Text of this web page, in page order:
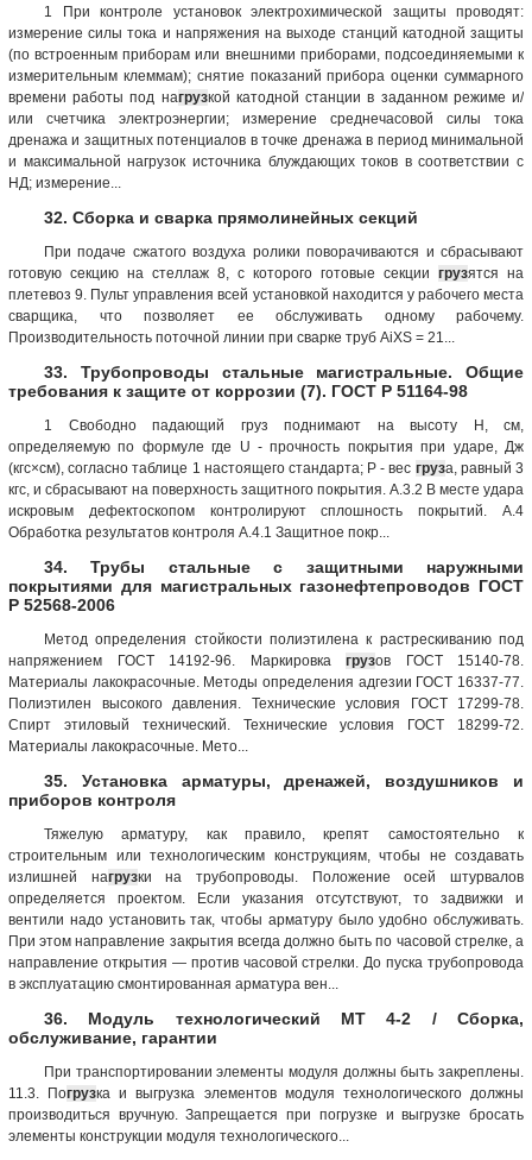
1 При контроле установок электрохимической защиты проводят:
измерение силы тока и напряжения на выходе станций катодной защиты
(по встроенным приборам или внешними приборами, подсоединяемыми к
измерительным клеммам); снятие показаний прибора оценки суммарного
времени работы под нагрузкой катодной станции в заданном режиме и/
или счетчика электроэнергии; измерение среднечасовой силы тока
дренажа и защитных потенциалов в точке дренажа в период минимальной
и максимальной нагрузок источника блуждающих токов в соответствии с
НД; измерение...
32. Сборка и сварка прямолинейных секций
При подаче сжатого воздуха ролики поворачиваются и сбрасывают
готовую секцию на стеллаж 8, с которого готовые секции грузятся на
плетевоз 9. Пульт управления всей установкой находится у рабочего места
сварщика, что позволяет ее обслуживать одному рабочему.
Производительность поточной линии при сварке труб AiXS = 21...
33. Трубопроводы стальные магистральные. Общие
требования к защите от коррозии (7). ГОСТ Р 51164-98
1 Свободно падающий груз поднимают на высоту Н, см,
определяемую по формуле где U - прочность покрытия при ударе, Дж
(кгс×см), согласно таблице 1 настоящего стандарта; Р - вес груза, равный 3
кгс, и сбрасывают на поверхность защитного покрытия. А.3.2 В месте удара
искровым дефектоскопом контролируют сплошность покрытий. А.4
Обработка результатов контроля А.4.1 Защитное покр...
34. Трубы стальные с защитными наружными
покрытиями для магистральных газонефтепроводов ГОСТ
Р 52568-2006
Метод определения стойкости полиэтилена к растрескиванию под
напряжением ГОСТ 14192-96. Маркировка грузов ГОСТ 15140-78.
Материалы лакокрасочные. Методы определения адгезии ГОСТ 16337-77.
Полиэтилен высокого давления. Технические условия ГОСТ 17299-78.
Спирт этиловый технический. Технические условия ГОСТ 18299-72.
Материалы лакокрасочные. Мето...
35. Установка арматуры, дренажей, воздушников и
приборов контроля
Тяжелую арматуру, как правило, крепят самостоятельно к
строительным или технологическим конструкциям, чтобы не создавать
излишней нагрузки на трубопроводы. Положение осей штурвалов
определяется проектом. Если указания отсутствуют, то задвижки и
вентили надо установить так, чтобы арматуру было удобно обслуживать.
При этом направление закрытия всегда должно быть по часовой стрелке, а
направление открытия — против часовой стрелки. До пуска трубопровода
в эксплуатацию смонтированная арматура вен...
36. Модуль технологический МТ 4-2 / Сборка,
обслуживание, гарантии
При транспортировании элементы модуля должны быть закреплены.
11.3. Погрузка и выгрузка элементов модуля технологического должны
производиться вручную. Запрещается при погрузке и выгрузке бросать
элементы конструкции модуля технологического...